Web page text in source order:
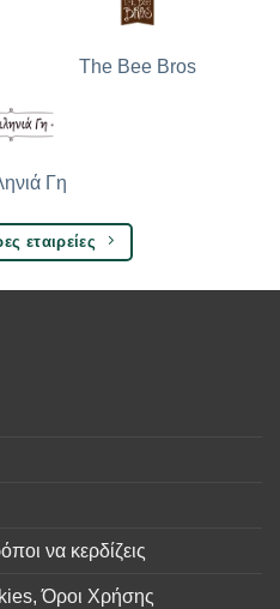
The Bee Bros
Γη
εταιρείες
να κερδίζεις
Όροι Χρήσης